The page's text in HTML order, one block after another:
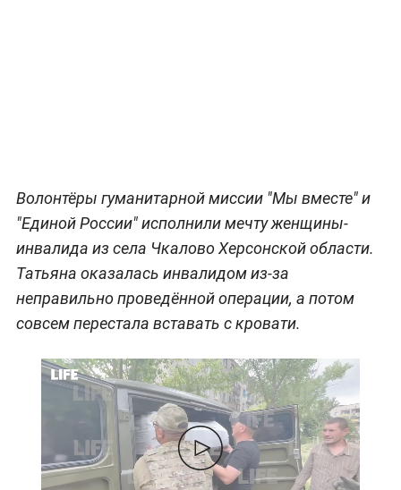
Волонтёры гуманитарной миссии "Мы вместе" и
"Единой России" исполнили мечту женщины-
инвалида из села Чкалово Херсонской области.
Татьяна оказалась инвалидом из-за
неправильно проведённой операции, а потом
совсем перестала вставать с кровати.